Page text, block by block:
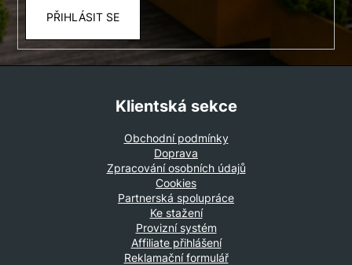
PŘIHLÁSIT SE
Klientská sekce
Obchodní podmínky
Doprava
Zpracování osobních údajů
Cookies
Partnerská spolupráce
Ke stažení
Provizní systém
Affiliate přihlášení
Reklamační formulář